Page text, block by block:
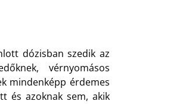
dózisban szedik az
vérnyomásos
mindenképp érdemes
és azoknak sem, akik